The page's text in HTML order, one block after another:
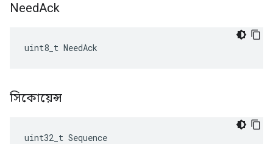
NeedAck
uint8_t NeedAck
সিকোয়েন্স
uint32_t Sequence